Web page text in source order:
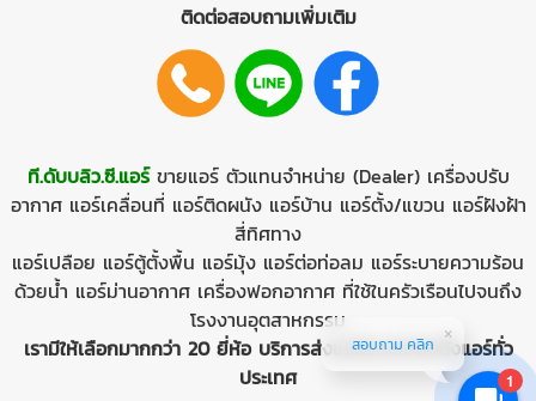
ติดต่อสอบถามเพิ่มเติม
ที.ดับบลิว.ซี.แอร์ ขายแอร์ตัวแทนจำหน่าย (Dealer) เครื่องปรับ
อากาศ แอร์เคลื่อนที่ แอร์ติดผนังแอร์บ้าน แอร์ตั้ง/แขวน แอร์ฝังฝ้า
สี่ทิศทาง
แอร์เปลือย แอร์ตู้ตั้งพื้น แอร์มุ้ง แอร์ต่อท่อลม แอร์ระบายความร้อน
ด้วยนํ้า แอร์ม่านอากาศ เครื่องฟอกอากาศ ที่ใช้ในครัวเรือนไปจนถึง
โรงงานอุตสาหกรรม
เรามีให้เลือกมากกว่า 20 ยี่ห้อ บริการส่งแอร์และรับติดตั้งแอร์ทั่ว
ประเทศ
1
สอบถาม คลิก